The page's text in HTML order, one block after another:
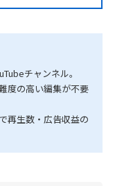
チャンネル。
度の高い編集が不要
再生数・広告収益の